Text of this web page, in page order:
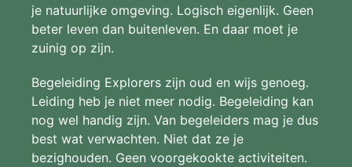
je natuurlijke omgeving. Logisch eigenlijk. Geen
beter leven dan buitenleven. En daar moet je
zuinig op zijn.
Begeleiding Explorers zijn oud en wijs genoeg.
Leiding heb je niet meer nodig. Begeleiding kan
nog wel handig zijn. Van begeleiders mag je dus
best wat verwachten. Niet dat ze je
bezighouden. Geen voorgekookte activiteiten.